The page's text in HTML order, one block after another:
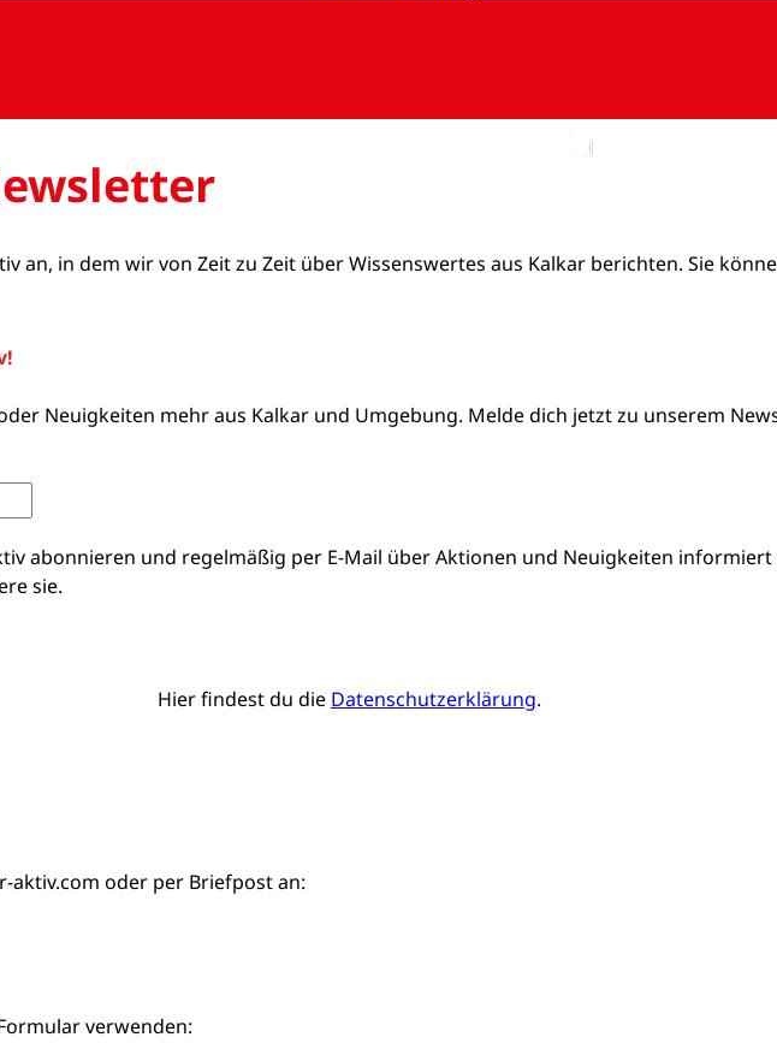
an, in dem wir von Zeit zu Zeit über Wissenswertes aus Kalkar berichten. Sie
Neuigkeiten mehr aus Kalkar und Umgebung. Melde dich jetzt zu unserem
abonnieren und regelmäßig per E-Mail über Aktionen und Neuigkeiten
sie.
Hier findest du die Datenschutzerklärung.
aktiv.com oder per Briefpost an:
verwenden: